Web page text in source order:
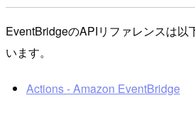
EventBridgeのAPIリファレンスは以
います。
Actions - Amazon EventBridge